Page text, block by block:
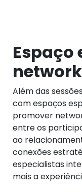
Espaço
Além das
com espaços
promover
entre os
ao
conexões
especialistas
mais a